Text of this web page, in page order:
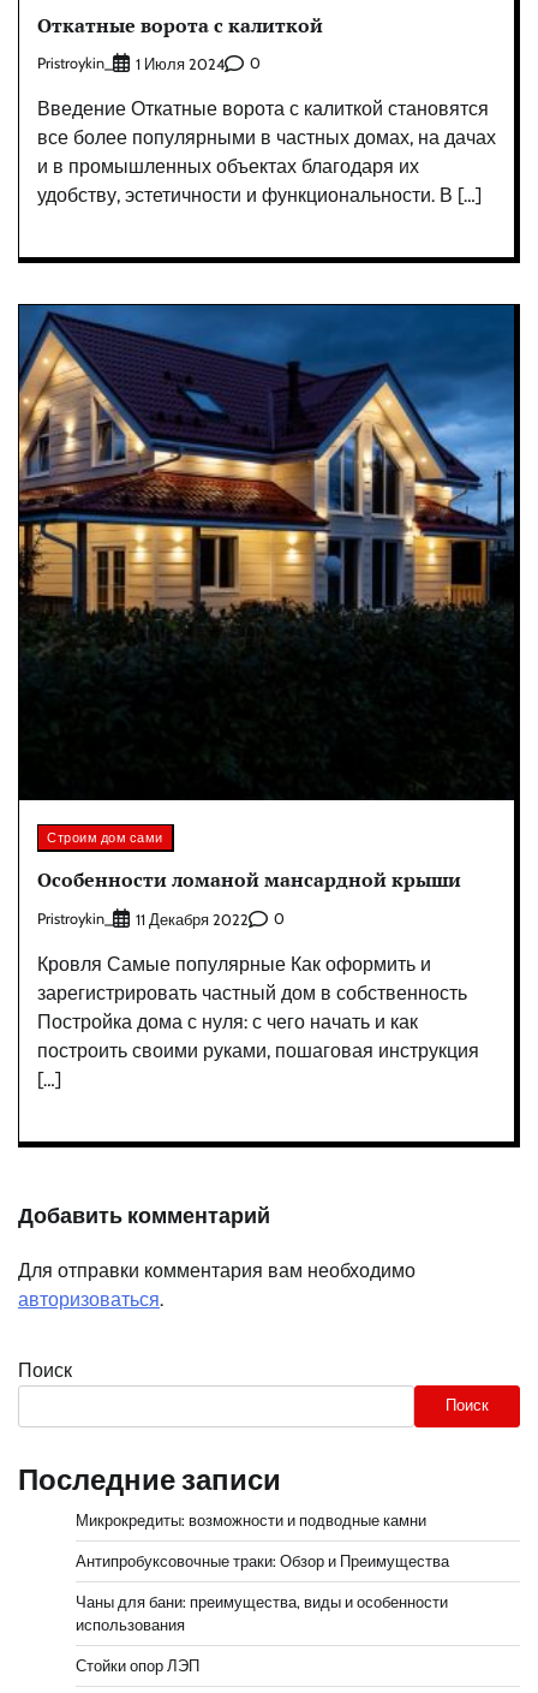
Откатные ворота с калиткой
Pristroykin_ 1 Июля 2024 0
Введение Откатные ворота с калиткой становятся
все более популярными в частных домах, на дачах
и в промышленных объектах благодаря их
удобству, эстетичности и функциональности. В […]
Строим дом сами
Особенности ломаной мансардной крыши
Pristroykin_ 11 Декабря 2022 0
Кровля Самые популярные Как оформить и
зарегистрировать частный дом в собственность
Постройка дома с нуля: с чего начать и как
построить своими руками, пошаговая инструкция
[…]
Добавить комментарий
Для отправки комментария вам необходимо
авторизоваться.
Поиск
Поиск
Последние записи
Микрокредиты: возможности и подводные камни
Антипробуксовочные траки: Обзор и Преимущества
Чаны для бани: преимущества, виды и особенности
использования
Стойки опор ЛЭП